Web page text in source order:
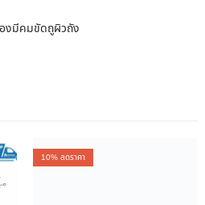
องมีคมขัดถูผิวถัง
10% ลดราคา